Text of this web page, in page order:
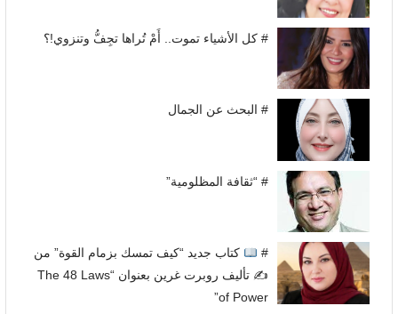
# كل الأشياء تموت.. أَمْ تُراها تجِفُّ وتنزوي!؟
# البحث عن الجمال
# “ثقافة المظلومية”
#
كتاب جديد “كيف تمسك بزمام القوة” من
✍
تأليف روبرت غرين بعنوان “The 48 Laws
of Power”